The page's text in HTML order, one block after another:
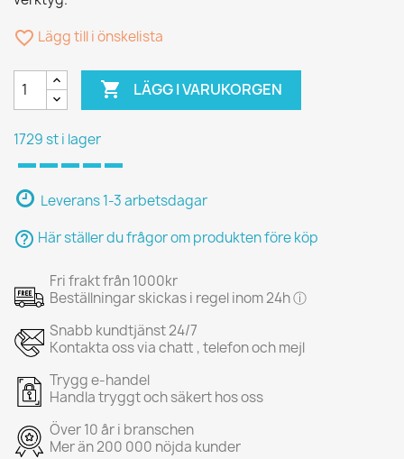
favorite_border Lägg till i önskelista
 LÄGG I VARUKORGEN
1729 st i lager
Leverans 1-3 arbetsdagar
help_outline Här ställer du frågor om produkten före köp
Fri frakt från 1000kr
Beställningar skickas i regel inom 24h ⓘ
Snabb kundtjänst 24/7
Kontakta oss via chatt , telefon och mejl
Trygg e-handel
Handla tryggt och säkert hos oss
Över 10 år i branschen
Mer än 200 000 nöjda kunder